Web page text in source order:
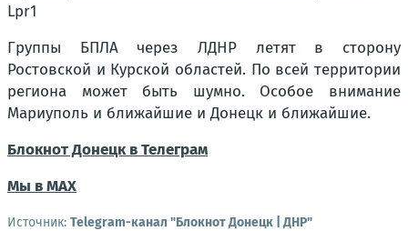
Lpr1
Группы БПЛА через ЛДНР летят в сторону
Ростовской и Курской областей. По всей территории
региона может быть шумно. Особое внимание
Мариуполь и ближайшие и Донецк и ближайшие.
Блокнот Донецк в Телеграм
Мы в МАХ
Источник: Telegram-канал "Блокнот Донецк | ДНР"